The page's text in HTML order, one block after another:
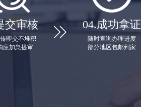
交审核
即交不堆积
应加急提审
 04.成功拿证
随时查询办理进度
部分地区包邮到家